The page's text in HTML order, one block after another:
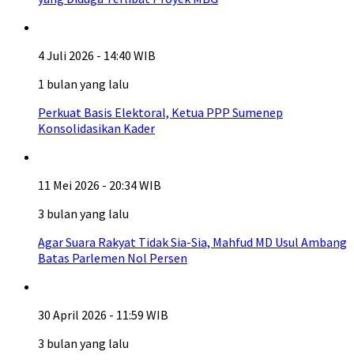
4 Juli 2026 - 14:40 WIB
1 bulan yang lalu
Perkuat Basis Elektoral, Ketua PPP Sumenep
Konsolidasikan Kader
11 Mei 2026 - 20:34 WIB
3 bulan yang lalu
Agar Suara Rakyat Tidak Sia-Sia, Mahfud MD Usul Ambang
Batas Parlemen Nol Persen
30 April 2026 - 11:59 WIB
3 bulan yang lalu